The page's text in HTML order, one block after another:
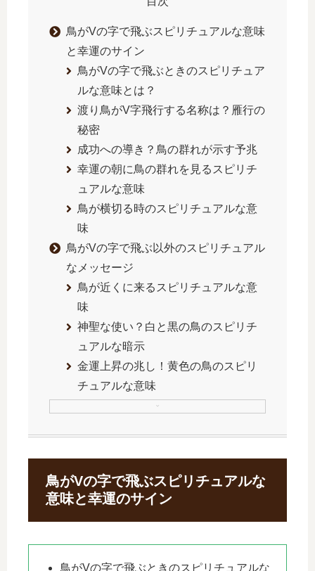
鳥がVの字で飛ぶスピリチュアルな意味
と幸運のサイン
鳥がVの字で飛ぶときのスピリチュア
ルな意味とは？
渡り鳥がV字飛行する名称は？雁行の
秘密
成功への導き？鳥の群れが示す予兆
幸運の朝に鳥の群れを見るスピリチ
ュアルな意味
鳥が横切る時のスピリチュアルな意
味
鳥がVの字で飛ぶ以外のスピリチュアル
なメッセージ
鳥が近くに来るスピリチュアルな意
味
神聖な使い？白と黒の鳥のスピリチ
ュアルな暗示
金運上昇の兆し！黄色の鳥のスピリ
チュアルな意味
鳥がVの字で飛ぶスピリチュアルな
意味と幸運のサイン
鳥がVの字で飛ぶときのスピリチュアルな